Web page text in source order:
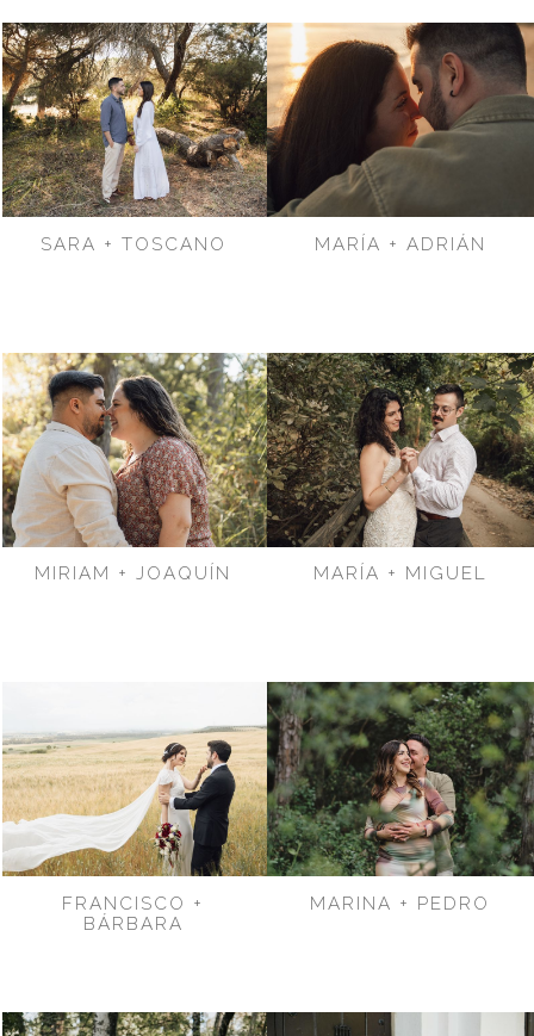
SARA + TOSCANO MARÍA + ADRIÁN
MIRIAM + JOAQUÍN MARÍA + MIGUEL
FRANCISCO +
BÁRBARA
MARINA + PEDRO